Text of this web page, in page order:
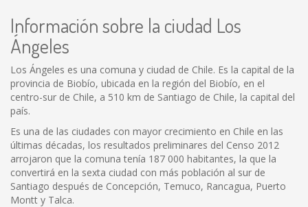
Información sobre la ciudad Los
Ángeles
Los Ángeles es una comuna y ciudad de Chile. Es la capital de la
provincia de Biobío, ubicada en la región del Biobío, en el
centro-sur de Chile, a 510 km de Santiago de Chile, la capital del
país.
Es una de las ciudades con mayor crecimiento en Chile en las
últimas décadas, los resultados preliminares del Censo 2012
arrojaron que la comuna tenía 187 000 habitantes, la que la
convertirá en la sexta ciudad con más población al sur de
Santiago después de Concepción, Temuco, Rancagua, Puerto
Montt y Talca.